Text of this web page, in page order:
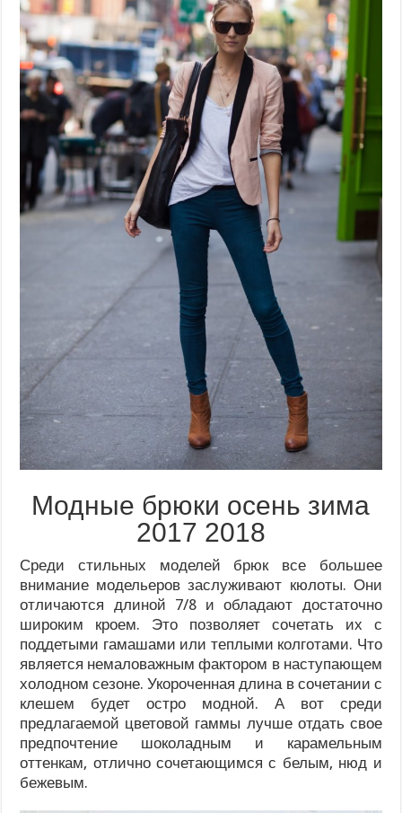
Модные брюки осень зима
2017 2018
Среди стильных моделей брюк все большее
внимание модельеров заслуживают кюлоты. Они
отличаются длиной 7/8 и обладают достаточно
широким кроем. Это позволяет сочетать их с
поддетыми гамашами или теплыми колготами. Что
является немаловажным фактором в наступающем
холодном сезоне. Укороченная длина в сочетании с
клешем будет остро модной. А вот среди
предлагаемой цветовой гаммы лучше отдать свое
предпочтение шоколадным и карамельным
оттенкам, отлично сочетающимся с белым, нюд и
бежевым.